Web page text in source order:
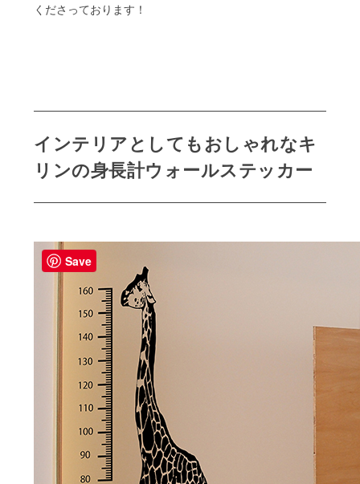
くださっております！
インテリアとしてもおしゃれなキ
リンの身長計ウォールステッカー
Save